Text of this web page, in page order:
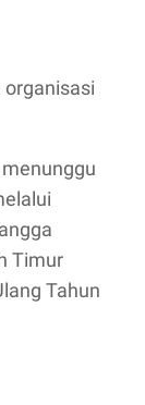
Timur
Tahun